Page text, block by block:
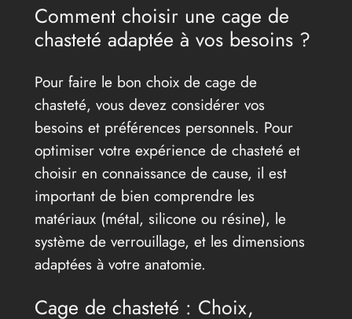
Comment choisir une cage de
chasteté adaptée à vos besoins ?
Pour faire le bon choix de cage de
chasteté, vous devez considérer vos
besoins et préférences personnels. Pour
optimiser votre expérience de chasteté et
choisir en connaissance de cause, il est
important de bien comprendre les
matériaux (métal, silicone ou résine), le
système de verrouillage, et les dimensions
adaptées à votre anatomie.
Cage de chasteté : Choix,